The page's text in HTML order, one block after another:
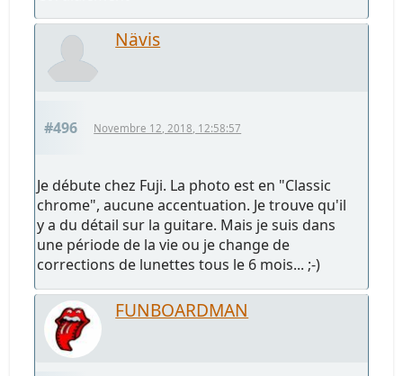
Nävis
#496 Novembre 12, 2018, 12:58:57
Je débute chez Fuji. La photo est en "Classic
chrome", aucune accentuation. Je trouve qu'il
y a du détail sur la guitare. Mais je suis dans
une période de la vie ou je change de
corrections de lunettes tous le 6 mois... ;-)
FUNBOARDMAN